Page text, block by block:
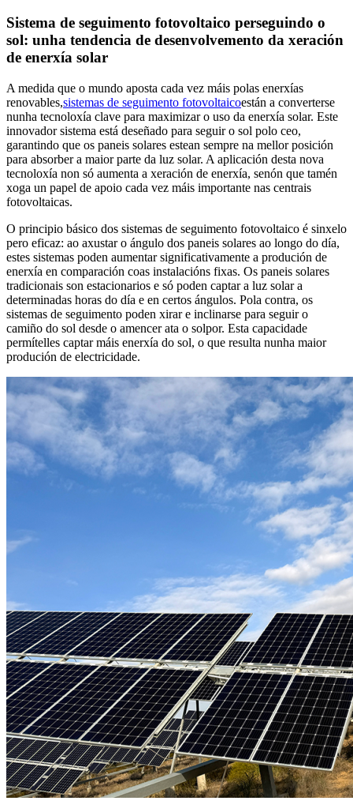
Sistema de seguimento fotovoltaico perseguindo o
sol: unha tendencia de desenvolvemento da xeración
de enerxía solar
A medida que o mundo aposta cada vez máis polas enerxías
renovables,sistemas de seguimento fotovoltaicoestán a converterse
nunha tecnoloxía clave para maximizar o uso da enerxía solar. Este
innovador sistema está deseñado para seguir o sol polo ceo,
garantindo que os paneis solares estean sempre na mellor posición
para absorber a maior parte da luz solar. A aplicación desta nova
tecnoloxía non só aumenta a xeración de enerxía, senón que tamén
xoga un papel de apoio cada vez máis importante nas centrais
fotovoltaicas.
O principio básico dos sistemas de seguimento fotovoltaico é sinxelo
pero eficaz: ao axustar o ángulo dos paneis solares ao longo do día,
estes sistemas poden aumentar significativamente a produción de
enerxía en comparación coas instalacións fixas. Os paneis solares
tradicionais son estacionarios e só poden captar a luz solar a
determinadas horas do día e en certos ángulos. Pola contra, os
sistemas de seguimento poden xirar e inclinarse para seguir o
camiño do sol desde o amencer ata o solpor. Esta capacidade
permítelles captar máis enerxía do sol, o que resulta nunha maior
produción de electricidade.